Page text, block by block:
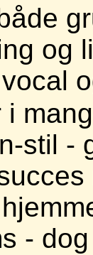
og
i
stil -
-